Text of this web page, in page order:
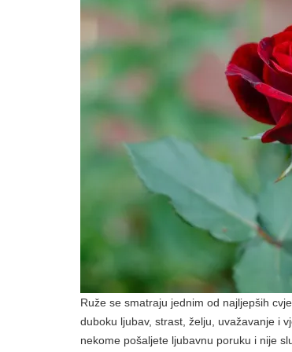
Ruže se smatraju jednim od najljepših
duboku ljubav, strast, želju, uvažavanje i
nekome pošaljete ljubavnu poruku i nije